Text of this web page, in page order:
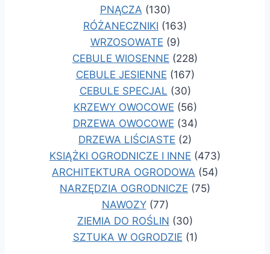
PNĄCZA (130)
RÓŻANECZNIKI (163)
WRZOSOWATE (9)
CEBULE WIOSENNE (228)
CEBULE JESIENNE (167)
CEBULE SPECJAL (30)
KRZEWY OWOCOWE (56)
DRZEWA OWOCOWE (34)
DRZEWA LIŚCIASTE (2)
KSIĄŻKI OGRODNICZE I INNE (473)
ARCHITEKTURA OGRODOWA (54)
NARZĘDZIA OGRODNICZE (75)
NAWOZY(77)
ZIEMIA DO ROŚLIN (30)
SZTUKA W OGRODZIE (1)